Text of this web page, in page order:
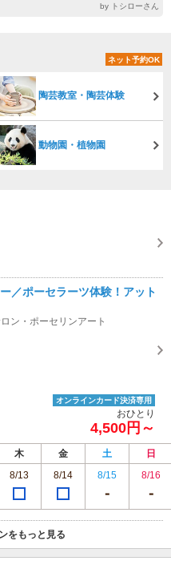
by トシローさん
ネット予約OK
陶芸教室・陶芸体験
動物園・植物園
／ポーセラーツ体験！アット
ン・ポーセリンアート
オンラインカード決済専用
おひとり
4,500円～
木 金 土
日
8/13 8/14 8/15 8/16
をもっと見る